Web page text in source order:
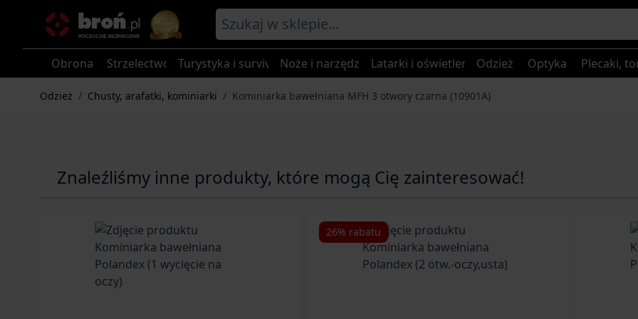
Obrona Strzelectwo Turystyka i survival Noże i narzędzia Latarki i oświetlenieOdzież Optyka Plecaki,
Odzież / Chusty, arafatki, kominiarki / Kominiarka bawełniana MFH 3 otwory czarna (10901A)
Znaleźliśmy inne produkty, które mogą Cię zainteresować!
26% rabatu